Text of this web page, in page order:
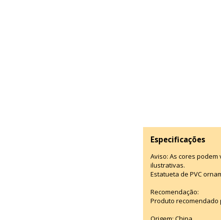
Especificações
Aviso: As cores
ilustrativas.
Estatueta de PVC
Recomendação:
Produto recomendado